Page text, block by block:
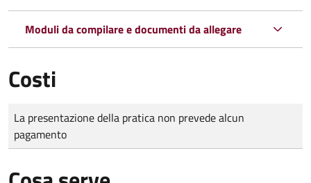
Moduli da compilare e documenti da allegare
Costi
Tipo di pagamento
Importo
La presentazione della pratica non prevede alcun
pagamento